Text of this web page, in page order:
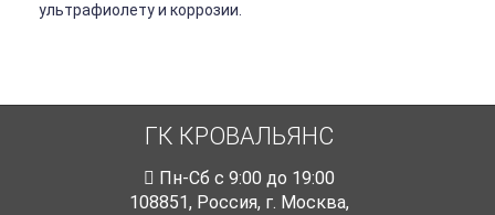
ультрафиолету и коррозии.
ГК КРОВАЛЬЯНС
Пн-Cб с 9:00 до 19:00
108851, Россия, г. Москва,